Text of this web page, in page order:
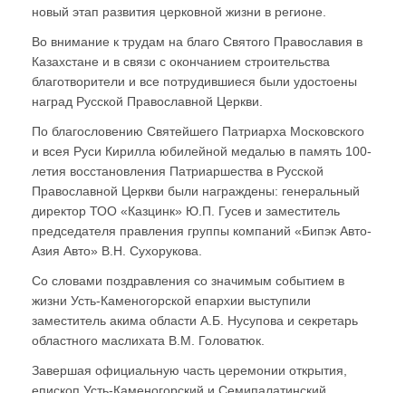
новый этап развития церковной жизни в регионе.
Во внимание к трудам на благо Святого Православия в
Казахстане и в связи с окончанием строительства
благотворители и все потрудившиеся были удостоены
наград Русской Православной Церкви.
По благословению Святейшего Патриарха Московского
и всея Руси Кирилла юбилейной медалью в память 100-
летия восстановления Патриаршества в Русской
Православной Церкви были награждены: генеральный
директор ТОО «Казцинк» Ю.П. Гусев и заместитель
председателя правления группы компаний «Бипэк Авто-
Азия Авто» В.Н. Сухорукова.
Со словами поздравления со значимым событием в
жизни Усть-Каменогорской епархии выступили
заместитель акима области А.Б. Нусупова и секретарь
областного маслихата В.М. Головатюк.
Завершая официальную часть церемонии открытия,
епископ Усть-Каменогорский и Семипалатинский